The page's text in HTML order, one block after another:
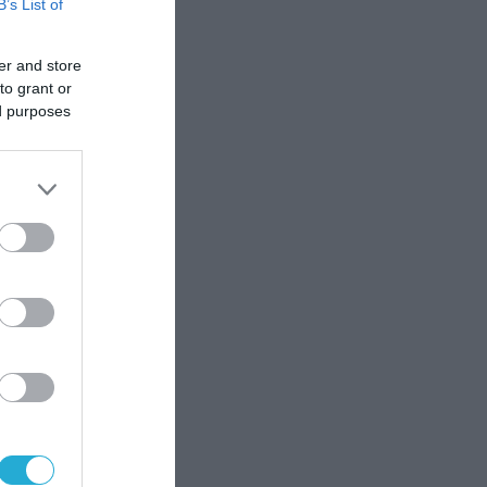
List of
and store
grant or
purposes